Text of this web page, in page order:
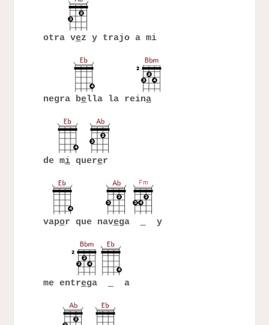
otra vez y trajo a mi
negra bella la reina
de miquerer
vapor que navega y
me entrega a